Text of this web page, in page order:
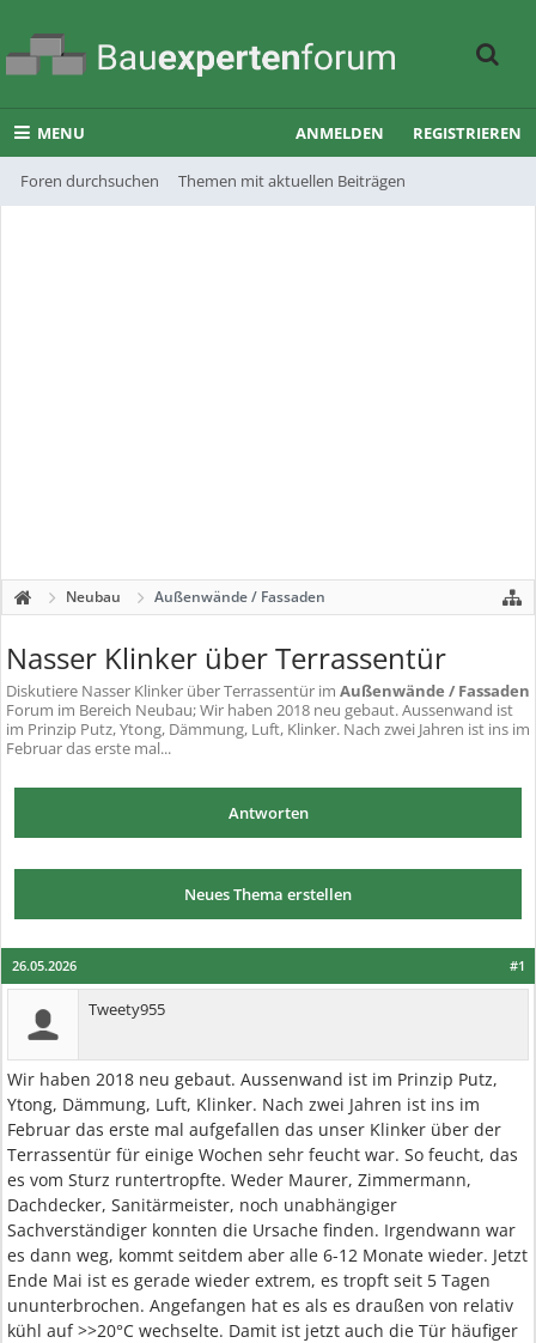
MENU
Foren durchsuchen Themen mit aktuellen Beiträgen
ANMELDEN REGISTRIEREN
Neubau Außenwände / Fassaden
Nasser Klinker über Terrassentür
Diskutiere Nasser Klinker über Terrassentür im Außenwände / Fassaden
Forum im Bereich Neubau; Wir haben 2018 neu gebaut. Aussenwand ist
im Prinzip Putz, Ytong, Dämmung, Luft, Klinker. Nach zwei Jahren ist ins im
Februar das erste mal...
Antworten
Neues Thema erstellen
#1
26.05.2026
Tweety955
Wir haben 2018 neu gebaut. Aussenwand ist im Prinzip Putz,
Ytong, Dämmung, Luft, Klinker. Nach zwei Jahren ist ins im
Februar das erste mal aufgefallen das unser Klinker über der
Terrassentür für einige Wochen sehr feucht war. So feucht, das
es vom Sturz runtertropfte. Weder Maurer, Zimmermann,
Dachdecker, Sanitärmeister, noch unabhängiger
Sachverständiger konnten die Ursache finden. Irgendwann war
es dann weg, kommt seitdem aber alle 6-12 Monate wieder. Jetzt
Ende Mai ist es gerade wieder extrem, es tropft seit 5 Tagen
ununterbrochen. Angefangen hat es als es draußen von relativ
kühl auf >>20°C wechselte. Damit ist jetzt auch die Tür häufiger